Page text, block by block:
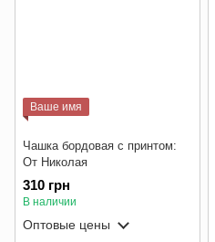
Ваше имя
Чашка бордовая с принтом:
От Николая
310 грн
В наличии
Оптовые цены